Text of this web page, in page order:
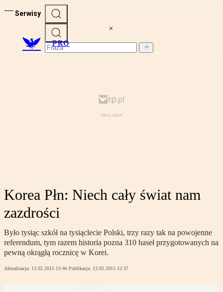
Serwisy
PRO
Korea Płn: Niech cały świat nam
zazdrości
Było tysiąc szkół na tysiąclecie Polski, trzy razy tak na powojenne
referendum, tym razem historia pozna 310 haseł przygotowanych na
pewną okrągłą rocznicę w Korei.
Aktualizacja: 13.02.2015 13:46 Publikacja: 13.02.2015 12:37